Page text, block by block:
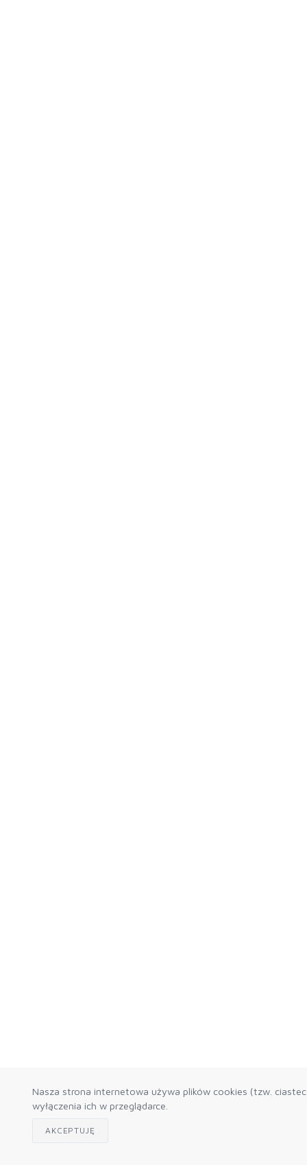
Nasza strona internetowa używa plików cookies (tzw.
wyłączenia ich w przeglądarce.
AKCEPTUJĘ